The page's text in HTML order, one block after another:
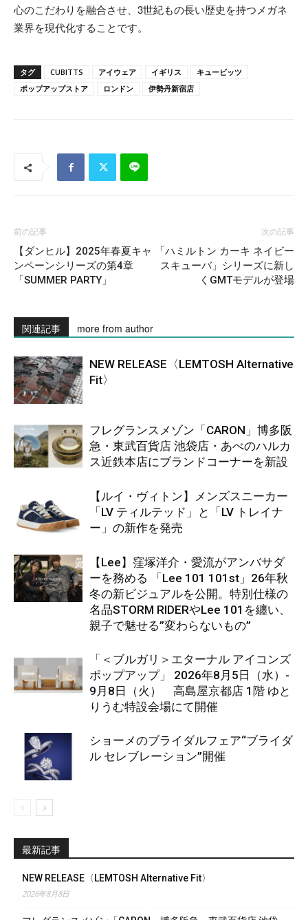
心のこだわりを融合させ、3世紀もの長い歴史を持つメガネ
業界を現代化することです。
タグ CUBITTS アイウェア イギリス
キュービッツ
ポップアップストア
ロンドン 伊勢丹新宿店
前の記事
【ダンヒル】2025年春夏キャ
ンペーンシリーズの第4章
「SUMMER PARTY」
次の記事
「ハミルトン カーキ ネイビー
スキューバ」シリーズに新し
くGMTモデルが登場
関連記事 more from author
NEW RELEASE〈LEMTOSH Alternative
Fit〉
フレグランスメゾン「CARON」博多阪
急・東武百貨店 池袋店・あべのハルカ
ス近鉄本店にブランドコーナーを新設
【ルイ・ヴィトン】メンズスニーカー
「LV ティルテッド」と「LV トレイナ
ー」の新作を発売
【Lee】窪塚洋介・愛流がアンバサダ
ーを務める 「Lee 101 101st」26年秋
冬の新ビジュアルを公開。特別仕様の
名品STORM RIDERやLee 101を纏い、
親子で魅せる”変わらないもの”
「＜ブルガリ＞エターナル アイコンズ
ポップアップ」 2026年8月5日（水）-
9月8日（火） 高島屋京都店 1階 ゆと
りうむ特設会場にて開催
ショーメのブライダルフェア“ブライダ
ル セレブレーション”開催
最新記事
NEW RELEASE〈LEMTOSH Alternative Fit〉
2026年8月8日